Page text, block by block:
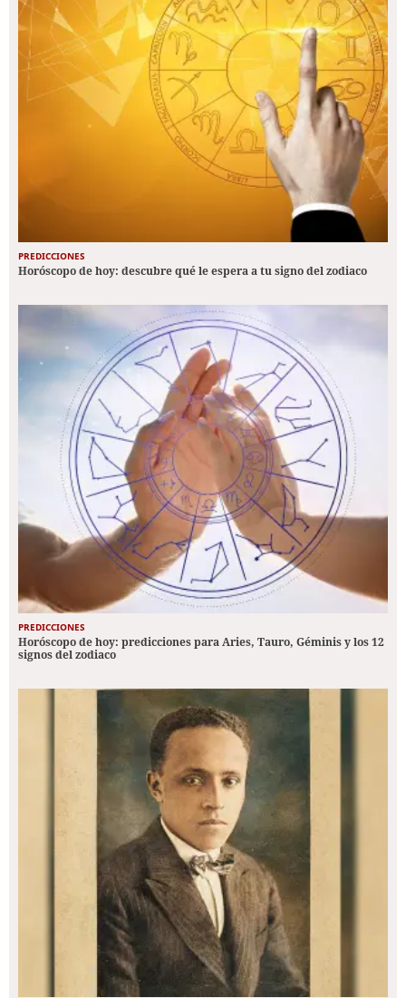
PREDICCIONES
Horóscopo de hoy: descubre qué le espera a tu signo del zodiaco
PREDICCIONES
Horóscopo de hoy: predicciones para Aries, Tauro, Géminis y los 12
signos del zodiaco